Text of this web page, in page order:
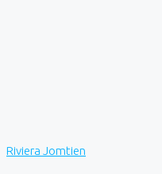
Riviera Jomtien